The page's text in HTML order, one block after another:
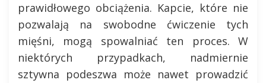
prawidłowego obciążenia. Kapcie, które nie
pozwalają na swobodne ćwiczenie tych
mięśni, mogą spowalniać ten proces. W
niektórych przypadkach, nadmiernie
sztywna podeszwa może nawet prowadzić